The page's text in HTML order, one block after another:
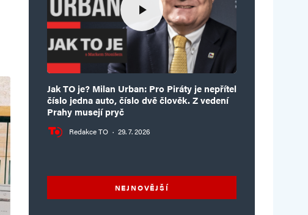
Jak TO je? Milan Urban: Pro Piráty je nepřítel
číslo jedna auto, číslo dvě člověk. Z vedení
Prahy musejí pryč
Redakce TO · 29. 7. 2026
NEJNOVĚJŠÍ